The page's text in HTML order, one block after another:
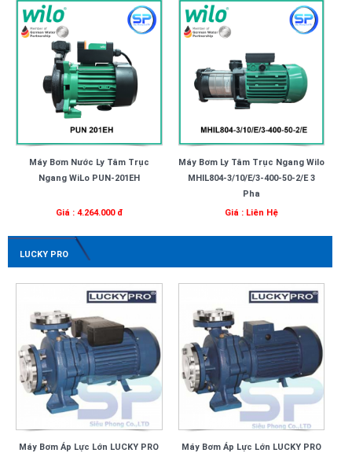
Máy Bơm Nước Ly Tâm Trục
Ngang WiLo PUN-201EH
Giá : 4.264.000 đ
Máy Bơm Ly Tâm Trục Ngang Wilo
MHIL804-3/10/E/3-400-50-2/E 3
Pha
Giá : Liên Hệ
LUCKY PRO
Máy Bơm Áp Lực Lớn LUCKY PRO
Máy Bơm Áp Lực Lớn LUCKY PRO